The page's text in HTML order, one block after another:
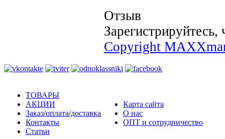
Отзыв
Copyright
ТОВАРЫ
АКЦИИ
Заказ/оплата/доставка
Контакты
Статьи
Карта сайта
О нас
ОПТ и сотрудничество